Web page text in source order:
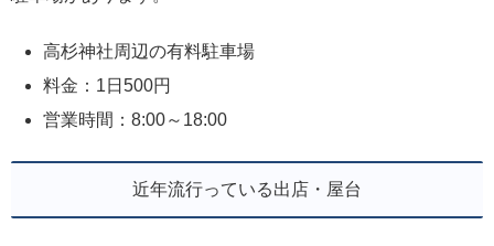
高杉神社周辺の有料駐車場
料金：1日500円
営業時間：8:00～18:00
近年流行っている出店・屋台